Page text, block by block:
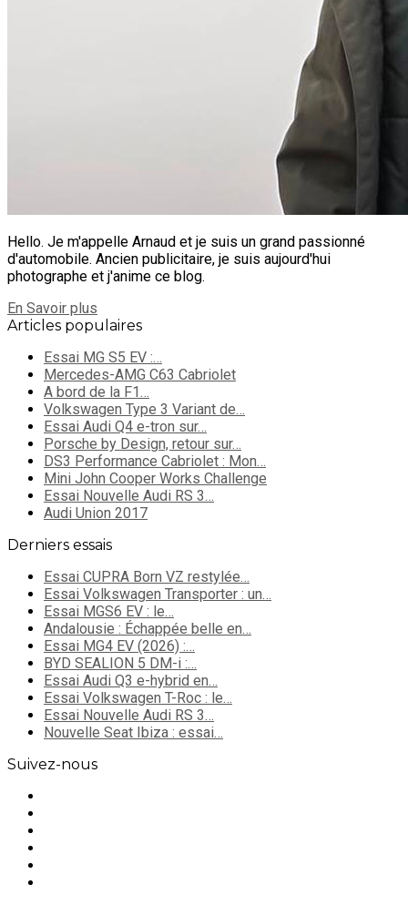
Hello. Je m'appelle Arnaud et je suis un grand passionné
d'automobile. Ancien publicitaire, je suis aujourd'hui
photographe et j'anime ce blog.
En Savoir plus
Articles populaires
Essai MG S5 EV :…
Mercedes-AMG C63 Cabriolet
A bord de la F1…
Volkswagen Type 3 Variant de…
Essai Audi Q4 e-tron sur…
Porsche by Design, retour sur…
DS3 Performance Cabriolet : Mon…
Mini John Cooper Works Challenge
Essai Nouvelle Audi RS 3…
Audi Union 2017
Derniers essais
Essai CUPRA Born VZ restylée…
Essai Volkswagen Transporter : un…
Essai MGS6 EV : le…
Andalousie : Échappée belle en…
Essai MG4 EV (2026) :…
BYD SEALION 5 DM-i :…
Essai Audi Q3 e-hybrid en…
Essai Volkswagen T-Roc : le…
Essai Nouvelle Audi RS 3…
Nouvelle Seat Ibiza : essai…
Suivez-nous